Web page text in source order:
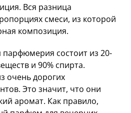
Вся разница
смеси, из которой
композиция.
парфюмерия состоит из 20-
и 90% спирта.
очень дорогих
Это значит, что они
аромат. Как правило,